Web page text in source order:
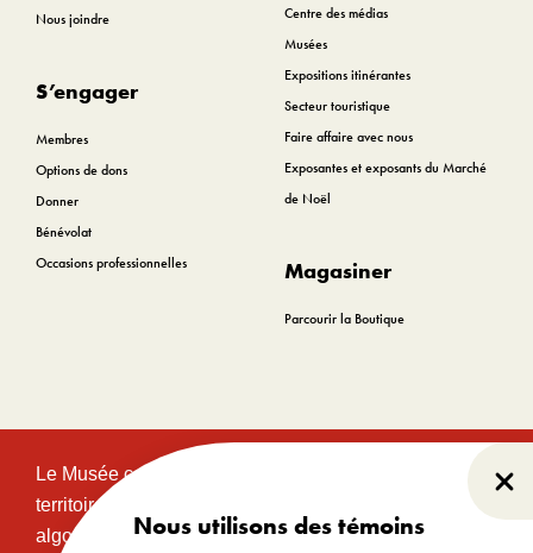
Nous utilisons des témoins
Nous joindre
S’engager
Membres
Options de dons
Donner
Bénévolat
Occasions professionnelles
Centre des médias
Musées
Expositions itinérantes
Secteur touristique
Faire affaire avec nous
Exposantes et exposants du Marché
de Noël
Magasiner
Parcourir la Boutique
Le Musée canadien de l’histoire est situé sur le
territoire traditionnel et non cédé des communautés
algonquines Anishinabeg. Ce territoire a eu et